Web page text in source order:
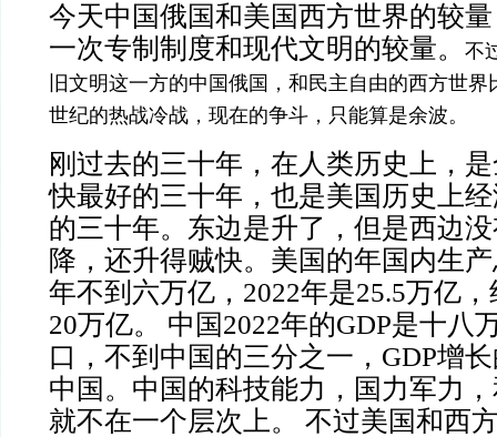
今天中国俄国和美国西方世界的较
一次专制制度和现代文明的较量。
不
旧文明这一方的中国俄国，和民主自由的西方世
世纪的热战冷战，现在的争斗，只能算是余波。
刚过去的三十年，在人类历史上，
快最好的三十年，也是美国历史上
的三十年。东边是升了，但是西边
降，还升得贼快。美国的年国内生
年不到六万亿，2022年是25.5万亿
20万亿。 中国2022年的GDP是十八
口，不到中国的三分之一，GDP增
中国。中国的科技能力，国力军力
就不在一个层次上。 不过美国和西